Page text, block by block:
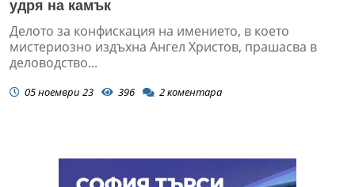
удря на камък
Делото за конфискация на имението, в което
мистериозно издъхна Ангел Христов, прашасва в
деловодство...
05 ноември 23 396 2коментара